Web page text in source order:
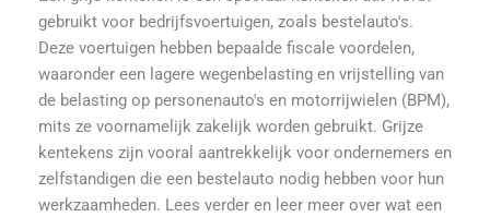
gebruikt voor bedrijfsvoertuigen, zoals bestelauto's.
Deze voertuigen hebben bepaalde fiscale voordelen,
waaronder een lagere wegenbelasting en vrijstelling van
de belasting op personenauto's en motorrijwielen (BPM),
mits ze voornamelijk zakelijk worden gebruikt. Grijze
kentekens zijn vooral aantrekkelijk voor ondernemers en
zelfstandigen die een bestelauto nodig hebben voor hun
werkzaamheden. Lees verder en leer meer over wat een